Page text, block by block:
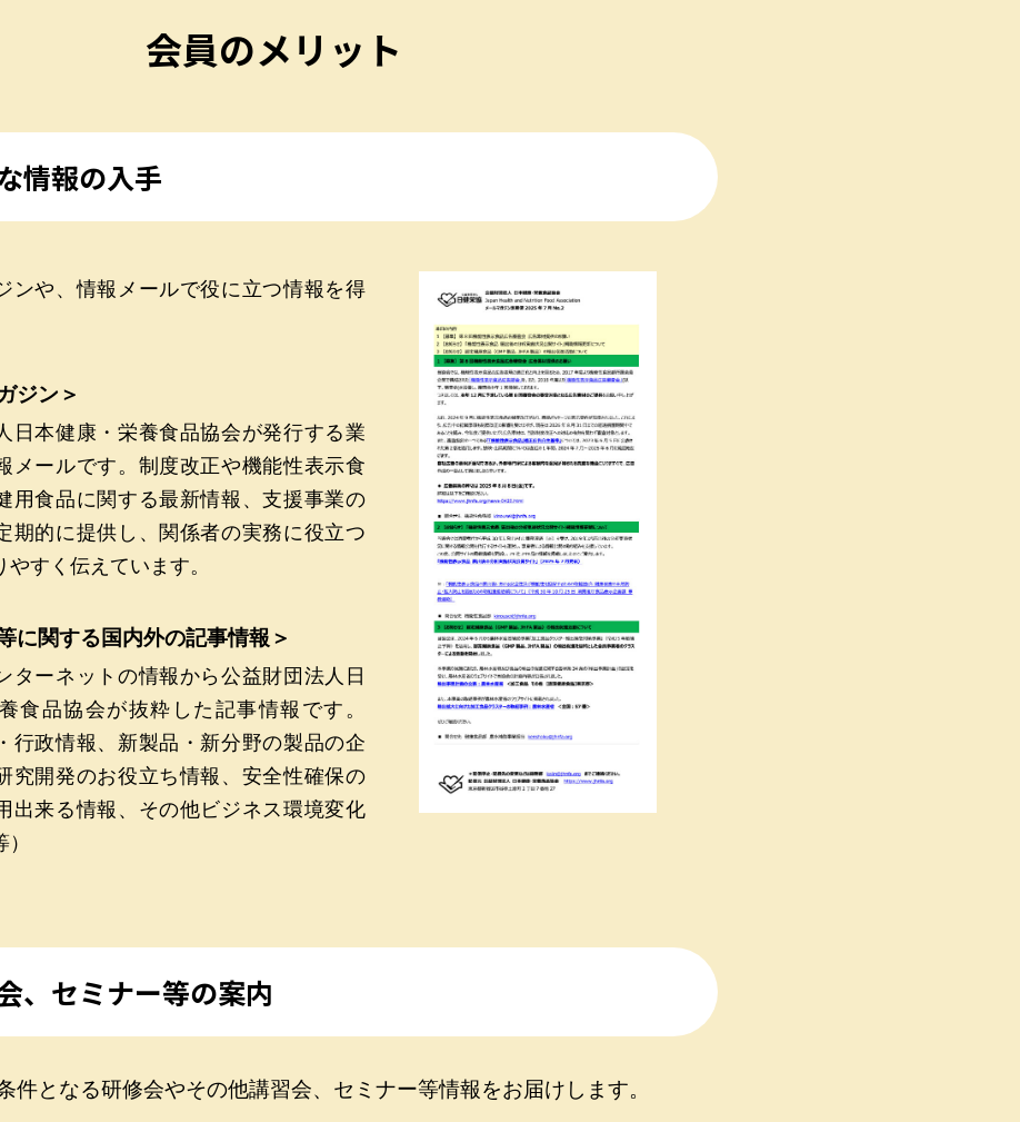
会員のメリット
情報の入手
ンや、情報メールで役に立つ情報を得
ジン＞
日本健康・栄養食品協会が発行する業
メールです。制度改正や機能性表示食
用食品に関する最新情報、支援事業の
期的に提供し、関係者の実務に役立つ
すく伝えています。
に関する国内外の記事情報＞
ターネットの情報から公益財団法人日
食品協会が抜粋した記事情報です。
行政情報、新製品・新分野の製品の企
究開発のお役立ち情報、安全性確保の
出来る情報、その他ビジネス環境変化
、セミナー等の案内
件となる研修会やその他講習会、セミナー等情報をお届けします。